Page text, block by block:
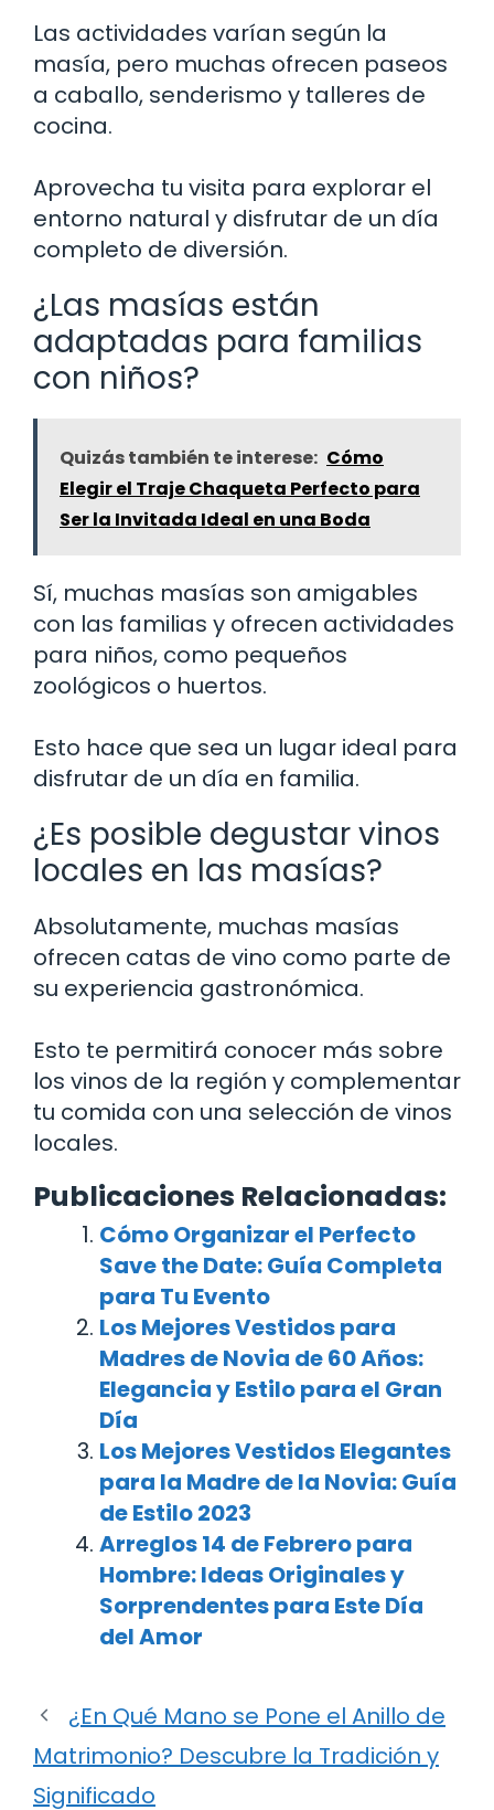
Las actividades varían según la
masía, pero muchas ofrecen paseos
a caballo, senderismo y talleres de
cocina.
Aprovecha tu visita para explorar el
entorno natural y disfrutar de un día
completo de diversión.
¿Las masías están
adaptadas para familias
con niños?
Quizás también te interese: Cómo
Elegir el Traje Chaqueta Perfecto para
Ser la Invitada Ideal en una Boda
Sí, muchas masías son amigables
con las familias y ofrecen actividades
para niños, como pequeños
zoológicos o huertos.
Esto hace que sea un lugar ideal para
disfrutar de un día en familia.
¿Es posible degustar vinos
locales en las masías?
Absolutamente, muchas masías
ofrecen catas de vino como parte de
su experiencia gastronómica.
Esto te permitirá conocer más sobre
los vinos de la región y complementar
tu comida con una selección de vinos
locales.
Publicaciones Relacionadas:
Cómo Organizar el Perfecto
Save the Date: Guía Completa
para Tu Evento
Los Mejores Vestidos para
Madres de Novia de 60 Años:
Elegancia y Estilo para el Gran
Día
Los Mejores Vestidos Elegantes
para la Madre de la Novia: Guía
de Estilo 2023
Arreglos 14 de Febrero para
Hombre: Ideas Originales y
Sorprendentes para Este Día
del Amor
¿En Qué Mano se Pone el Anillo de
Matrimonio? Descubre la Tradición y
Significado